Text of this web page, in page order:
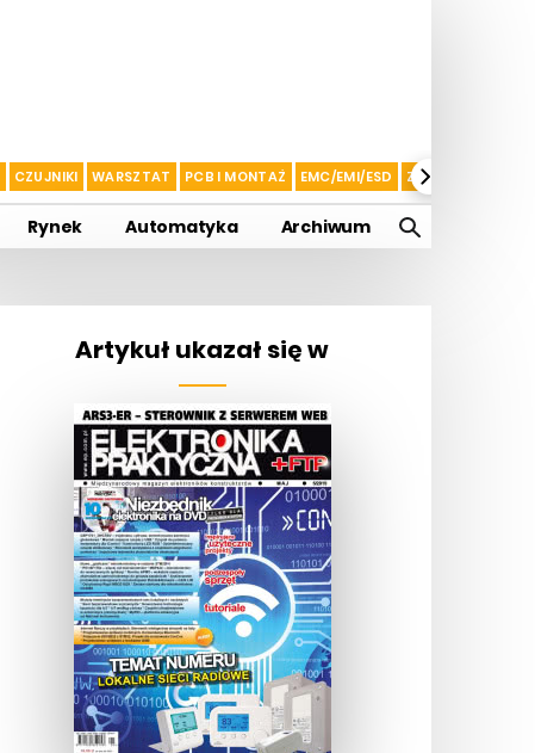
CZUJNIKI WARSZTAT PCB I MONTAŻ EMC/EMI/ESD ZASILANIE I
Rynek Automatyka Archiwum
Artykuł ukazał się w